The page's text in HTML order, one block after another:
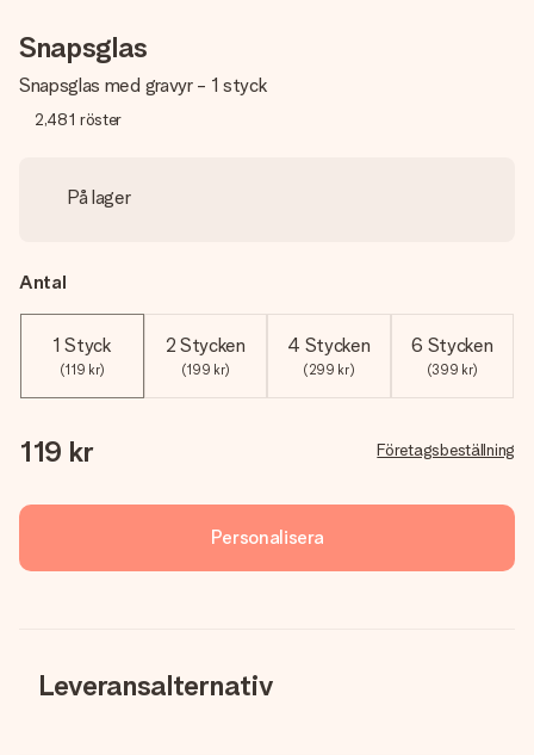
Snapsglas
Snapsglas med gravyr - 1 styck
2,481 röster
På lager
Antal
1 Styck
(119 kr)
2 Stycken
(199 kr)
4 Stycken
(299 kr)
6 Stycken
(399 kr)
119 kr Företagsbeställning
Personalisera
Leveransalternativ